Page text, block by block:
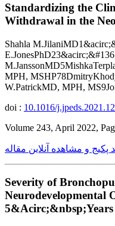
Standardizing the
Withdrawal in the
Shahla
MPH,
W.PatrickMD, MPH,
doi : 10.1016/
Volume 243, April 2022,
پکیج و مشاهده آنلاین مقاله
Severity of
Neurodevelopmental
5&Acirc;&nbsp;Years